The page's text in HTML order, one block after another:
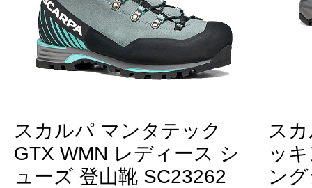
スカルパ マンタテック
GTX WMN レディース シ
ューズ 登山靴 SC23262
ス
ッ
ン